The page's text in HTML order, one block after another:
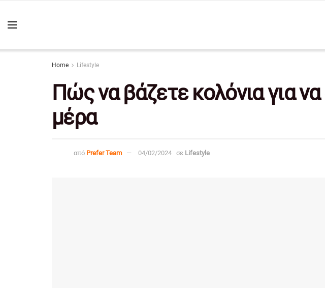
Home Lifestyle
Πώς να βάζετε κολόνια για να
μέρα
από Prefer Team 04/02/2024 σε Lifestyle